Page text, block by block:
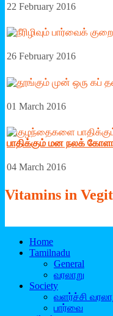
22 February 2016
26 February 2016
01 March 2016
பாதிக்கும் மன நலக்
04 March 2016
Vitamins in
Home
Tamilnadu
General
வரலாறு
Society
வளர்ச்சி
பார்வை